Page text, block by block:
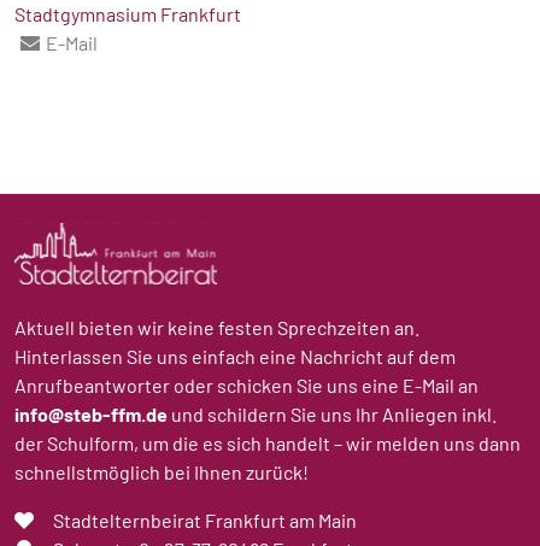
Stadtgymnasium Frankfurt
E-Mail
Aktuell bieten wir keine festen Sprechzeiten an.
Hinterlassen Sie uns einfach eine Nachricht auf dem
Anrufbeantworter oder schicken Sie uns eine E-Mail an
info@steb-ffm.de und schildern Sie uns Ihr Anliegen inkl.
der Schulform, um die es sich handelt – wir melden uns dann
schnellstmöglich bei Ihnen zurück!
Stadtelternbeirat Frankfurt am Main